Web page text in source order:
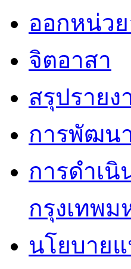
ออกหน่ว
จิตอาสา
สรุปราย
การพัฒน
การดำเ
กรุงเทพ
นโยบาย